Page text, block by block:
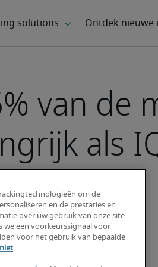
van de
als
om de
en de prestaties en
over uw gebruik van onze site
we een voorkeurssignaal voor
voor het gebruik van bepaalde
.